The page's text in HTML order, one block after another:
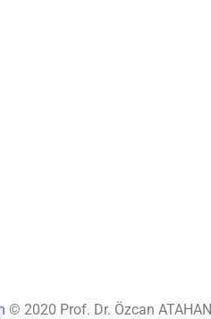
© 2020 Prof. Dr. Özcan ATAHAN